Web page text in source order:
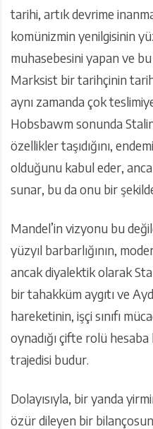
tarihi, artık devrime
komünizmin yenilgisinin
muhasebesini yapan ve
Marksist bir tarihçinin
aynı zamanda çok
Hobsbawm sonunda
özellikler taşıdığını,
olduğunu kabul eder,
sunar, bu da onu bir
Mandel’in vizyonu bu
yüzyıl barbarlığının,
ancak diyalektik olarak
bir tahakküm aygıtı ve
hareketinin, işçi sınıfı
oynadığı çifte rolü
trajedisi budur.
Dolayısıyla, bir yanda
özür dileyen bir